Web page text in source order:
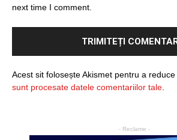
next time I comment.
Acest sit folosește Akismet pentru a reduce
sunt procesate datele comentariilor tale
- Reclame -